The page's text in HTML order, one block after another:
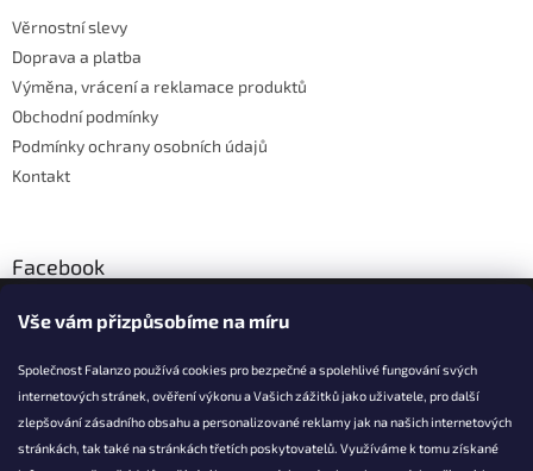
Vše vám přizpůsobíme na míru
Společnost Falanzo používá cookies pro bezpečné a spolehlivé fungování svých
internetových stránek, ověření výkonu a Vašich zážitků jako uživatele, pro další
zlepšování zásadního obsahu a personalizované reklamy jak na našich internetových
stránkách, tak také na stránkách třetích poskytovatelů. Využíváme k tomu získané
Věrnostní slevy
Doprava a platba
Výměna, vrácení a reklamace produktů
Obchodní podmínky
Podmínky ochrany osobních údajů
Kontakt
Facebook
KONTAKT
info@falanzo.cz